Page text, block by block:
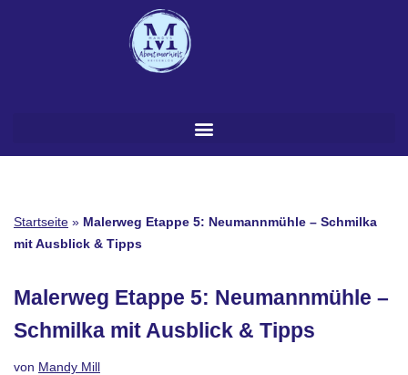
Startseite » Malerweg Etappe 5: Neumannmühle – Schmilka
mit Ausblick & Tipps
Malerweg Etappe 5: Neumannmühle –
Schmilka mit Ausblick & Tipps
von Mandy Mill